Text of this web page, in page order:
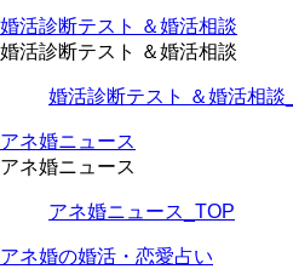
婚活診断テスト ＆婚活相談
婚活診断テスト ＆婚活相談
婚活診断テスト ＆婚活相談
アネ婚ニュース
アネ婚ニュース
アネ婚ニュース_TOP
アネ婚の婚活・恋愛占い